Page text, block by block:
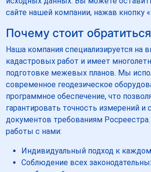
сайте нашей компании, нажав кнопку
Почему стоит
Наша компания специализируется на
кадастровых работ и имеет
подготовке межевых планов. Мы
современное геодезическое
программное обеспечение, что
гарантировать точность измерений и
документов требованиям
работы с нами:
Индивидуальный подход к
Соблюдение всех